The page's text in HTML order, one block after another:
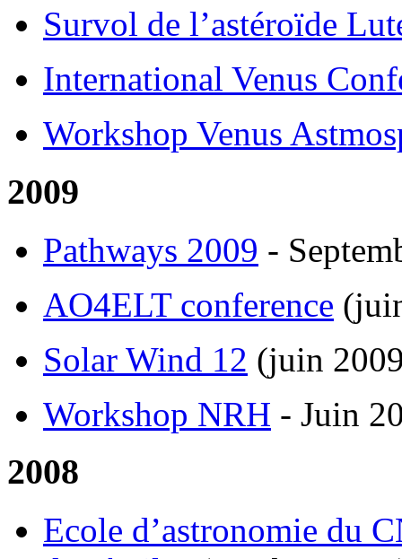
Survol de l’astéroïde
International Venus
Workshop Venus
2009
Pathways 2009 -
AO4ELT conference
Solar Wind 12 (juin
Workshop NRH - Juin
2008
Ecole d’astronomie du